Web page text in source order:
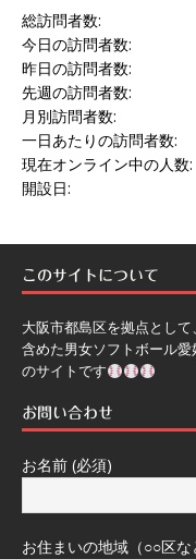
総訪問者数:
今日の訪問者数:
昨日の訪問者数:
先週の訪問者数:
月別訪問者数:
一日あたりの訪問者数:
現在オンライン中の人数:
開設日:
このサイトについて
大阪市都島区を拠点とし
含めた男女ソフトボール
のサイトです
お問い合わせ
お名前 (必須)
お住まいの地域（○○区な